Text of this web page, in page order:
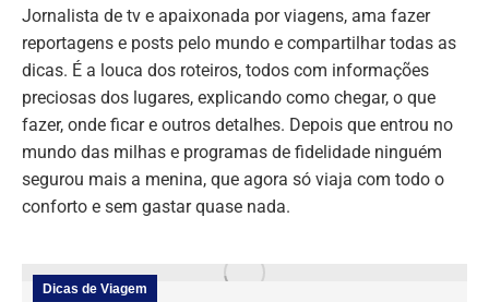
Jornalista de tv e apaixonada por viagens, ama fazer
reportagens e posts pelo mundo e compartilhar todas as
dicas. É a louca dos roteiros, todos com informações
preciosas dos lugares, explicando como chegar, o que
fazer, onde ficar e outros detalhes. Depois que entrou no
mundo das milhas e programas de fidelidade ninguém
segurou mais a menina, que agora só viaja com todo o
conforto e sem gastar quase nada.
Dicas de Viagem